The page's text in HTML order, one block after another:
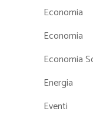
Economia
Economia
Economia
Energia
Eventi